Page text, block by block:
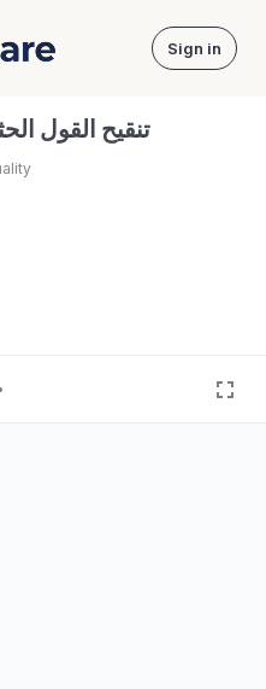
Sign in
تنقيح القول